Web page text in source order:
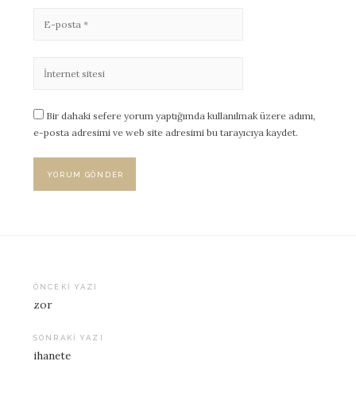
Bir dahaki sefere yorum yaptığımda kullanılmak üzere adımı,
e-posta adresimi ve web site adresimi bu tarayıcıya kaydet.
dolaşımı
ÖNCEKI YAZI
zor
SONRAKI YAZI
ihanete